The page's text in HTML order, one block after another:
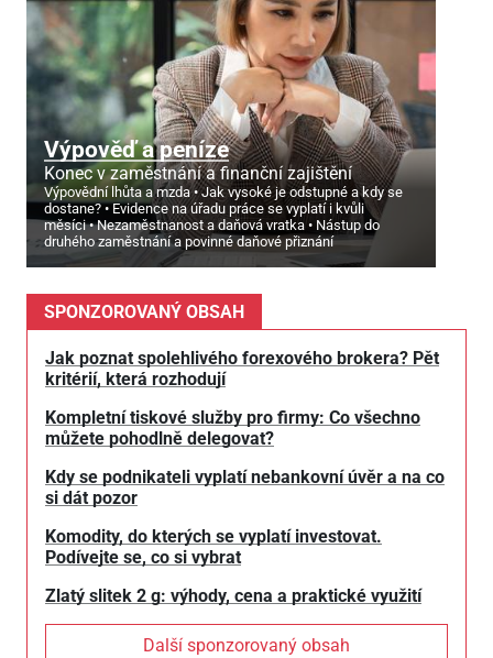
Výpověď a peníze
Konec v zaměstnání a finanční zajištění
Výpovědní lhůta a mzda
Jak vysoké je odstupné a kdy se
dostane?
Evidence na úřadu práce se vyplatí i kvůli
měsíci
Nezaměstnanost a daňová vratka
Nástup do
druhého zaměstnání a povinné daňové přiznání
SPONZOROVANÝ OBSAH
Jak poznat spolehlivého forexového brokera? Pět
kritérií, která rozhodují
Kompletní tiskové služby pro firmy: Co všechno
můžete pohodlně delegovat?
Kdy se podnikateli vyplatí nebankovní úvěr a na co
si dát pozor
Komodity, do kterých se vyplatí investovat.
Podívejte se, co si vybrat
Zlatý slitek 2 g: výhody, cena a praktické využití
Další sponzorovaný obsah